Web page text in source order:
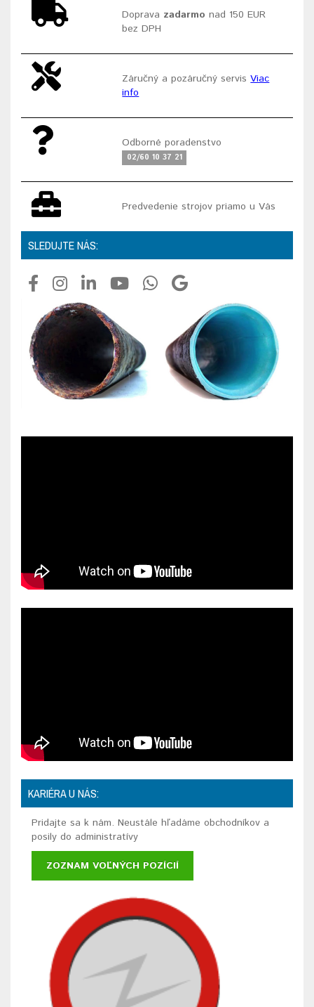
Doprava zadarmo nad 150 EUR
bez DPH
Záručný a pozáručný servisViac
info
Odborné poradenstvo
02/60 10 37 21
Predvedenie strojov priamo u Vás
SLEDUJTE NÁS:
KARIÉRA U NÁS:
Pridajte sa k nám. Neustále hľadáme obchodníkov a
posily do administratívy
ZOZNAM VOĽNÝCH POZÍCIÍ